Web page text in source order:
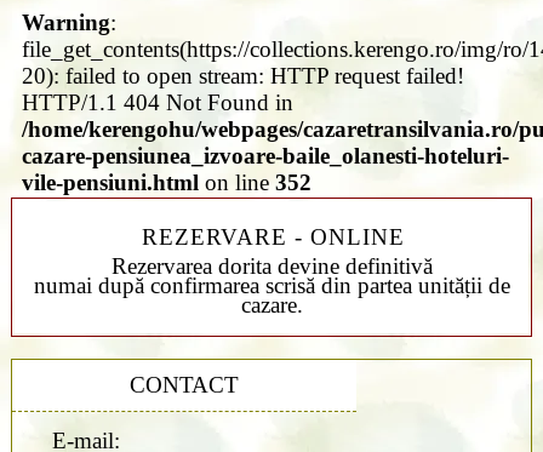
Warning:
file_get_contents(https://collections.kerengo.ro/img/ro/
20): failed to open stream: HTTP request failed!
HTTP/1.1 404 Not Found in
/home/kerengohu/webpages/cazaretransilvania.ro/
cazare-pensiunea_izvoare-baile_olanesti-hoteluri-
vile-pensiuni.html on line 352
REZERVARE - ONLINE
Rezervarea dorita devine definitivă
numai după confirmarea scrisă din partea unității de
cazare.
CONTACT
E-mail: